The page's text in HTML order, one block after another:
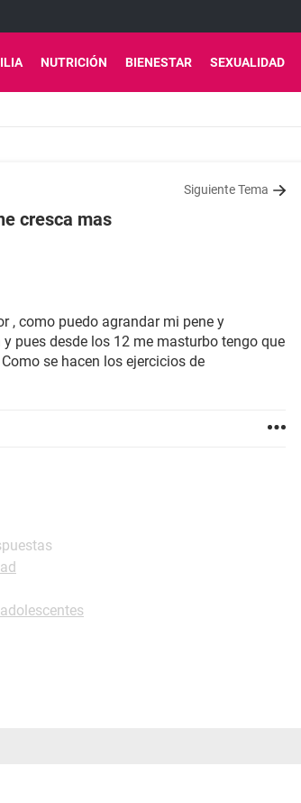
NUTRICIÓN BIENESTAR SEXUALIDAD
Siguiente Tema
cresca mas
, como puedo agrandar mi pene y
pues desde los 12 me masturbo tengo que
se hacen los ejercicios de